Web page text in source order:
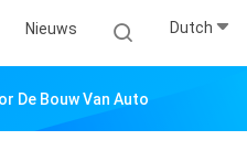
Nieuws Dutch
De Bouw Van Auto